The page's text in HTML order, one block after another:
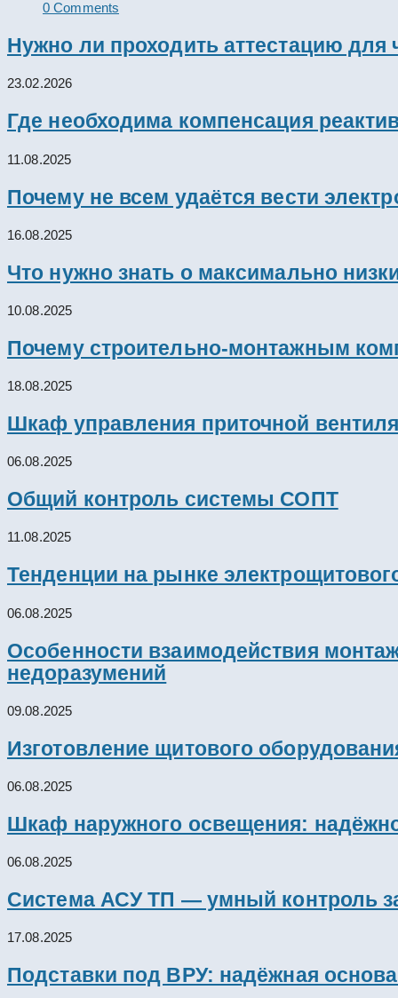
0 Comments
Нужно ли проходить аттестацию для
23.02.2026
Где необходима компенсация
11.08.2025
Почему не всем удаётся вести
16.08.2025
Что нужно знать о максимально
10.08.2025
Почему строительно-монтажным
18.08.2025
Шкаф управления приточной
06.08.2025
Общий контроль системы СОПТ
11.08.2025
Тенденции на рынке
06.08.2025
Особенности взаимодействия
недоразумений
09.08.2025
Изготовление щитового
06.08.2025
Шкаф наружного освещения:
06.08.2025
Система АСУ ТП — умный контроль
17.08.2025
Подставки под ВРУ: надёжная